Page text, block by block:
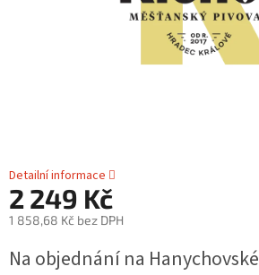
Detailní informace
2 249 Kč
1 858,68 Kč bez DPH
cena:
Na objednání na Hanychovské